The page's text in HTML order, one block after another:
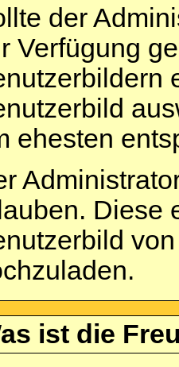
der
Verfügung
ehesten
Diese
ist die